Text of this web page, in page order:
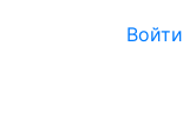
Войти